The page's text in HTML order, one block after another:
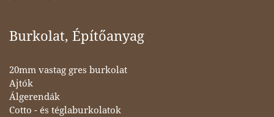
Burkolat, Építőanyag
20mm vastag gres burkolat
Ajtók
Álgerendák
Cotto - és téglaburkolatok